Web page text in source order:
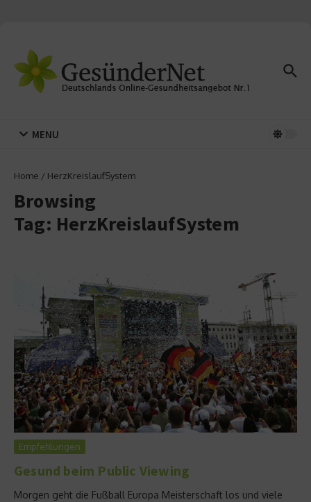
MENU
Home / HerzKreislaufSystem
Browsing
Tag: HerzKreislaufSystem
Empfehlungen
Gesund beim Public Viewing
Morgen geht die Fußball Europa Meisterschaft los und viele